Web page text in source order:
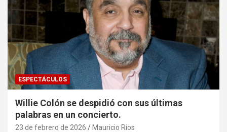
ESPECTÁCULOS
Willie Colón se despidió con sus últimas
palabras en un concierto.
23 de febrero de 2026 Mauricio Ríos